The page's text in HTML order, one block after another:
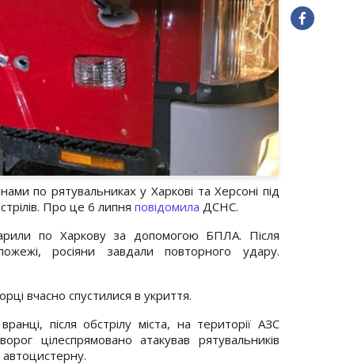
по рятувальниках у Харкові та Херсоні під
Про це 6 липня повідомила ДСНС.
по Харкову за допомогою БПЛА. Після
росіяни завдали повторного удару.
вчасно спустилися в укриття.
після обстрілу міста, на території АЗС
цілеспрямовано атакував рятувальників